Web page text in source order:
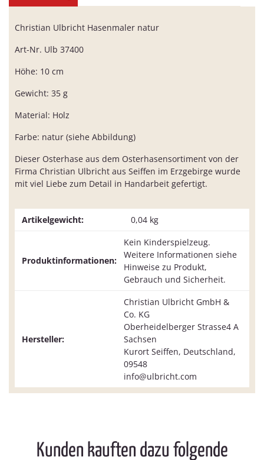
Christian Ulbricht Hasenmaler natur
Art-Nr. Ulb 37400
Höhe: 10 cm
Gewicht: 35 g
Material: Holz
Farbe: natur (siehe Abbildung)
Dieser Osterhase aus dem Osterhasensortiment von der
Firma Christian Ulbricht aus Seiffen im Erzgebirge wurde
mit viel Liebe zum Detail in Handarbeit gefertigt.
Artikelgewicht: 0,04 kg
Produktinformationen:
Kein Kinderspielzeug.
Weitere Informationen siehe
Hinweise zu Produkt,
Gebrauch und Sicherheit.
Hersteller:
Christian Ulbricht GmbH &
Co. KG
Oberheidelberger Strasse4 A
Sachsen
Kurort Seiffen, Deutschland,
09548
info@ulbricht.com
Kunden kauften dazu folgende